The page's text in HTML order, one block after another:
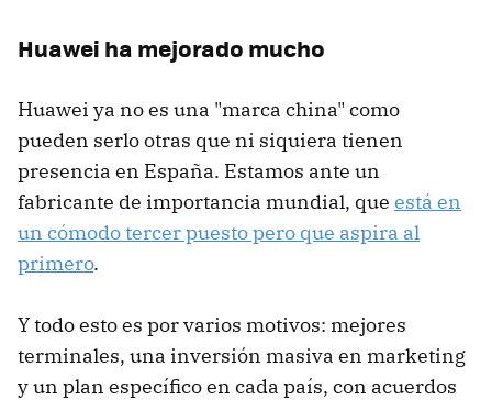
Huawei ha mejorado mucho
Huawei ya no es una "marca china" como
pueden serlo otras que ni siquiera tienen
presencia en España. Estamos ante un
fabricante de importancia mundial, que está en
un cómodo tercer puesto pero que aspira al
primero.
Y todo esto es por varios motivos: mejores
terminales, una inversión masiva en marketing
y un plan específico en cada país, con acuerdos